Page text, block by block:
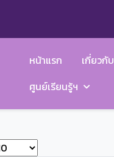
หน้าแรก เกี่ยวกับ
ศูนย์เรียนรู้ฯ